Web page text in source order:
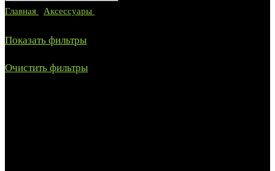
Главная Аксессуары
Показать фильтры
Очистить фильтры